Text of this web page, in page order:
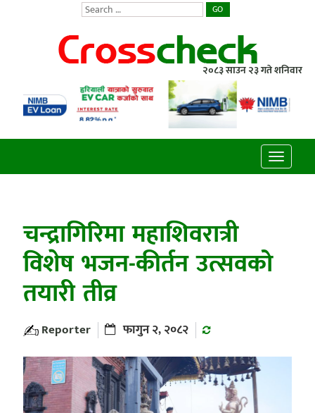
GO
२०८३ साउन २३ गते शनिवार
Toggle
चन्द्रागिरिमा महाशिवरात्री
विशेष भजन-कीर्तन उत्सवको
तयारी तीव्र
Reporter फागुन २, २०८२